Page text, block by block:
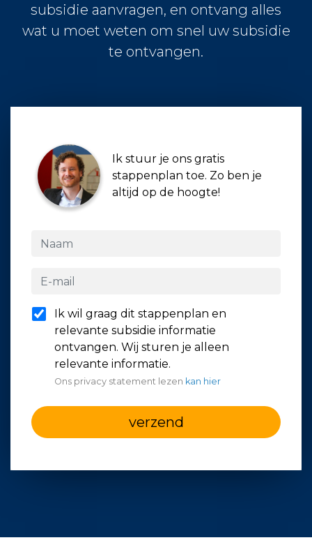
subsidie aanvragen, en ontvang alles
wat u moet weten om snel uw subsidie
te ontvangen.
Ik stuur je ons gratis
stappenplan toe. Zo ben je
altijd op de hoogte!
Ik wil graag dit stappenplan en
relevante subsidie informatie
ontvangen. Wij sturen je alleen
relevante informatie.
Ons privacy statement lezen kan hier
verzend